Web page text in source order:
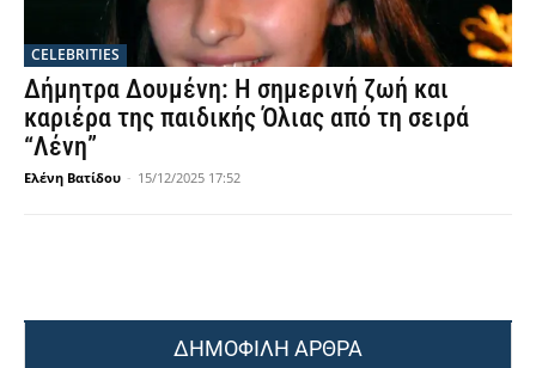
CELEBRITIES
Δήμητρα Δουμένη: Η σημερινή ζωή και
καριέρα της παιδικής Όλιας από τη σειρά
“Λένη”
Ελένη Βατίδου - 15/12/2025 17:52
ΔΗΜΟΦΙΛΗ ΑΡΘΡΑ